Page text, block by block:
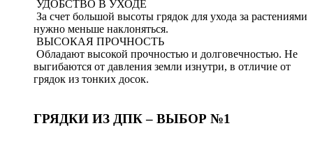
УДОБСТВО В УХОДЕ
За счет большой высоты грядок для ухода за растениями
нужно меньше наклоняться.
ВЫСОКАЯ ПРОЧНОСТЬ
Обладают высокой прочностью и долговечностью. Не
выгибаются от давления земли изнутри, в отличие от
грядок из тонких досок.
ГРЯДКИ ИЗ ДПК – ВЫБОР №1